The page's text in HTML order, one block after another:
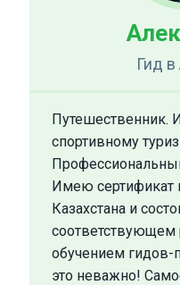
Гид в
Путешественник.
спортивному
Имею сертификат
Казахстана и
соответствующем
обучением гидов-
это неважно!